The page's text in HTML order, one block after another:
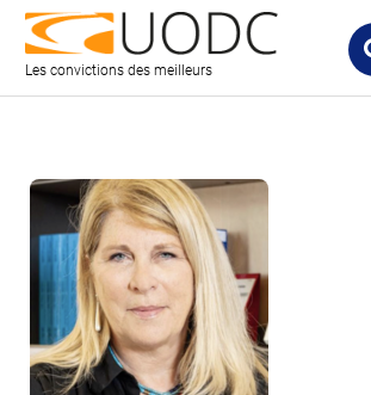
Les convictions des meilleurs